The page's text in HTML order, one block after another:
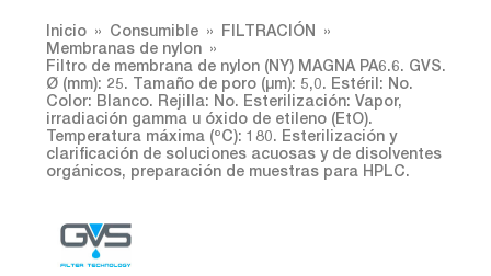
Inicio Consumible
FILTRACIÓN
Membranas de nylon
Filtro de membrana de nylon (NY) MAGNA PA6.6. GVS.
Ø (mm): 25. Tamaño de poro (µm): 5,0. Estéril: No.
Color: Blanco. Rejilla: No. Esterilización: Vapor,
irradiación gamma u óxido de etileno (EtO).
Temperatura máxima (ºC): 180. Esterilización y
clarificación de soluciones acuosas y de disolventes
orgánicos, preparación de muestras para HPLC.